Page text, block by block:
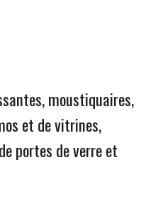
moustiquaires,
et de vitrines,
portes de verre et